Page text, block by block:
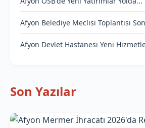
Afyon Belediye Meclisi Toplantısı
Afyon Devlet Hastanesi Yeni
Son Yazılar